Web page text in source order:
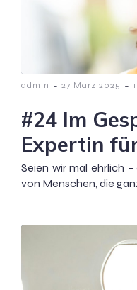
admin - 27 März 2025 -
#24 Im
Expertin
Seien wir mal ehrlich
von Menschen, die